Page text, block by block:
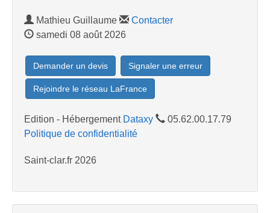
Mathieu Guillaume
Contacter
samedi 08 août 2026
Demander un devis Signaler une erreur
Rejoindre le réseau LaFrance
Edition - Hébergement Dataxy
05.62.00.17.79
Politique de confidentialité
Saint-clar.fr 2026